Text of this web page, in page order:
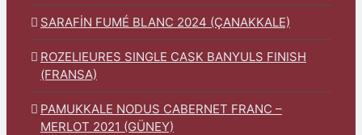
SARAFİN FUMÉ BLANC 2024 (ÇANAKKALE)
ROZELIEURES SINGLE CASK BANYULS FINISH
(FRANSA)
PAMUKKALE NODUS CABERNET FRANC –
MERLOT 2021 (GÜNEY)